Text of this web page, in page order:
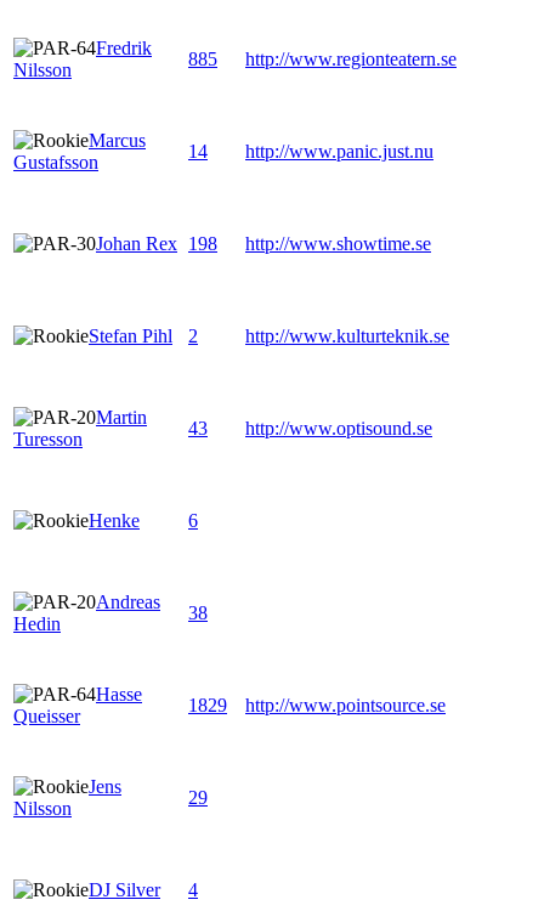
Fredrik
Nilsson
885 http://www.regionteatern.se
Marcus
Gustafsson
14 http://www.panic.just.nu
Johan Rex 198 http://www.showtime.se
Stefan Pihl 2 http://www.kulturteknik.se
Martin
Turesson
43 http://www.optisound.se
Henke 6
Andreas
Hedin
38
Hasse
Queisser
1829 http://www.pointsource.se
Jens
Nilsson
29
DJ Silver 4